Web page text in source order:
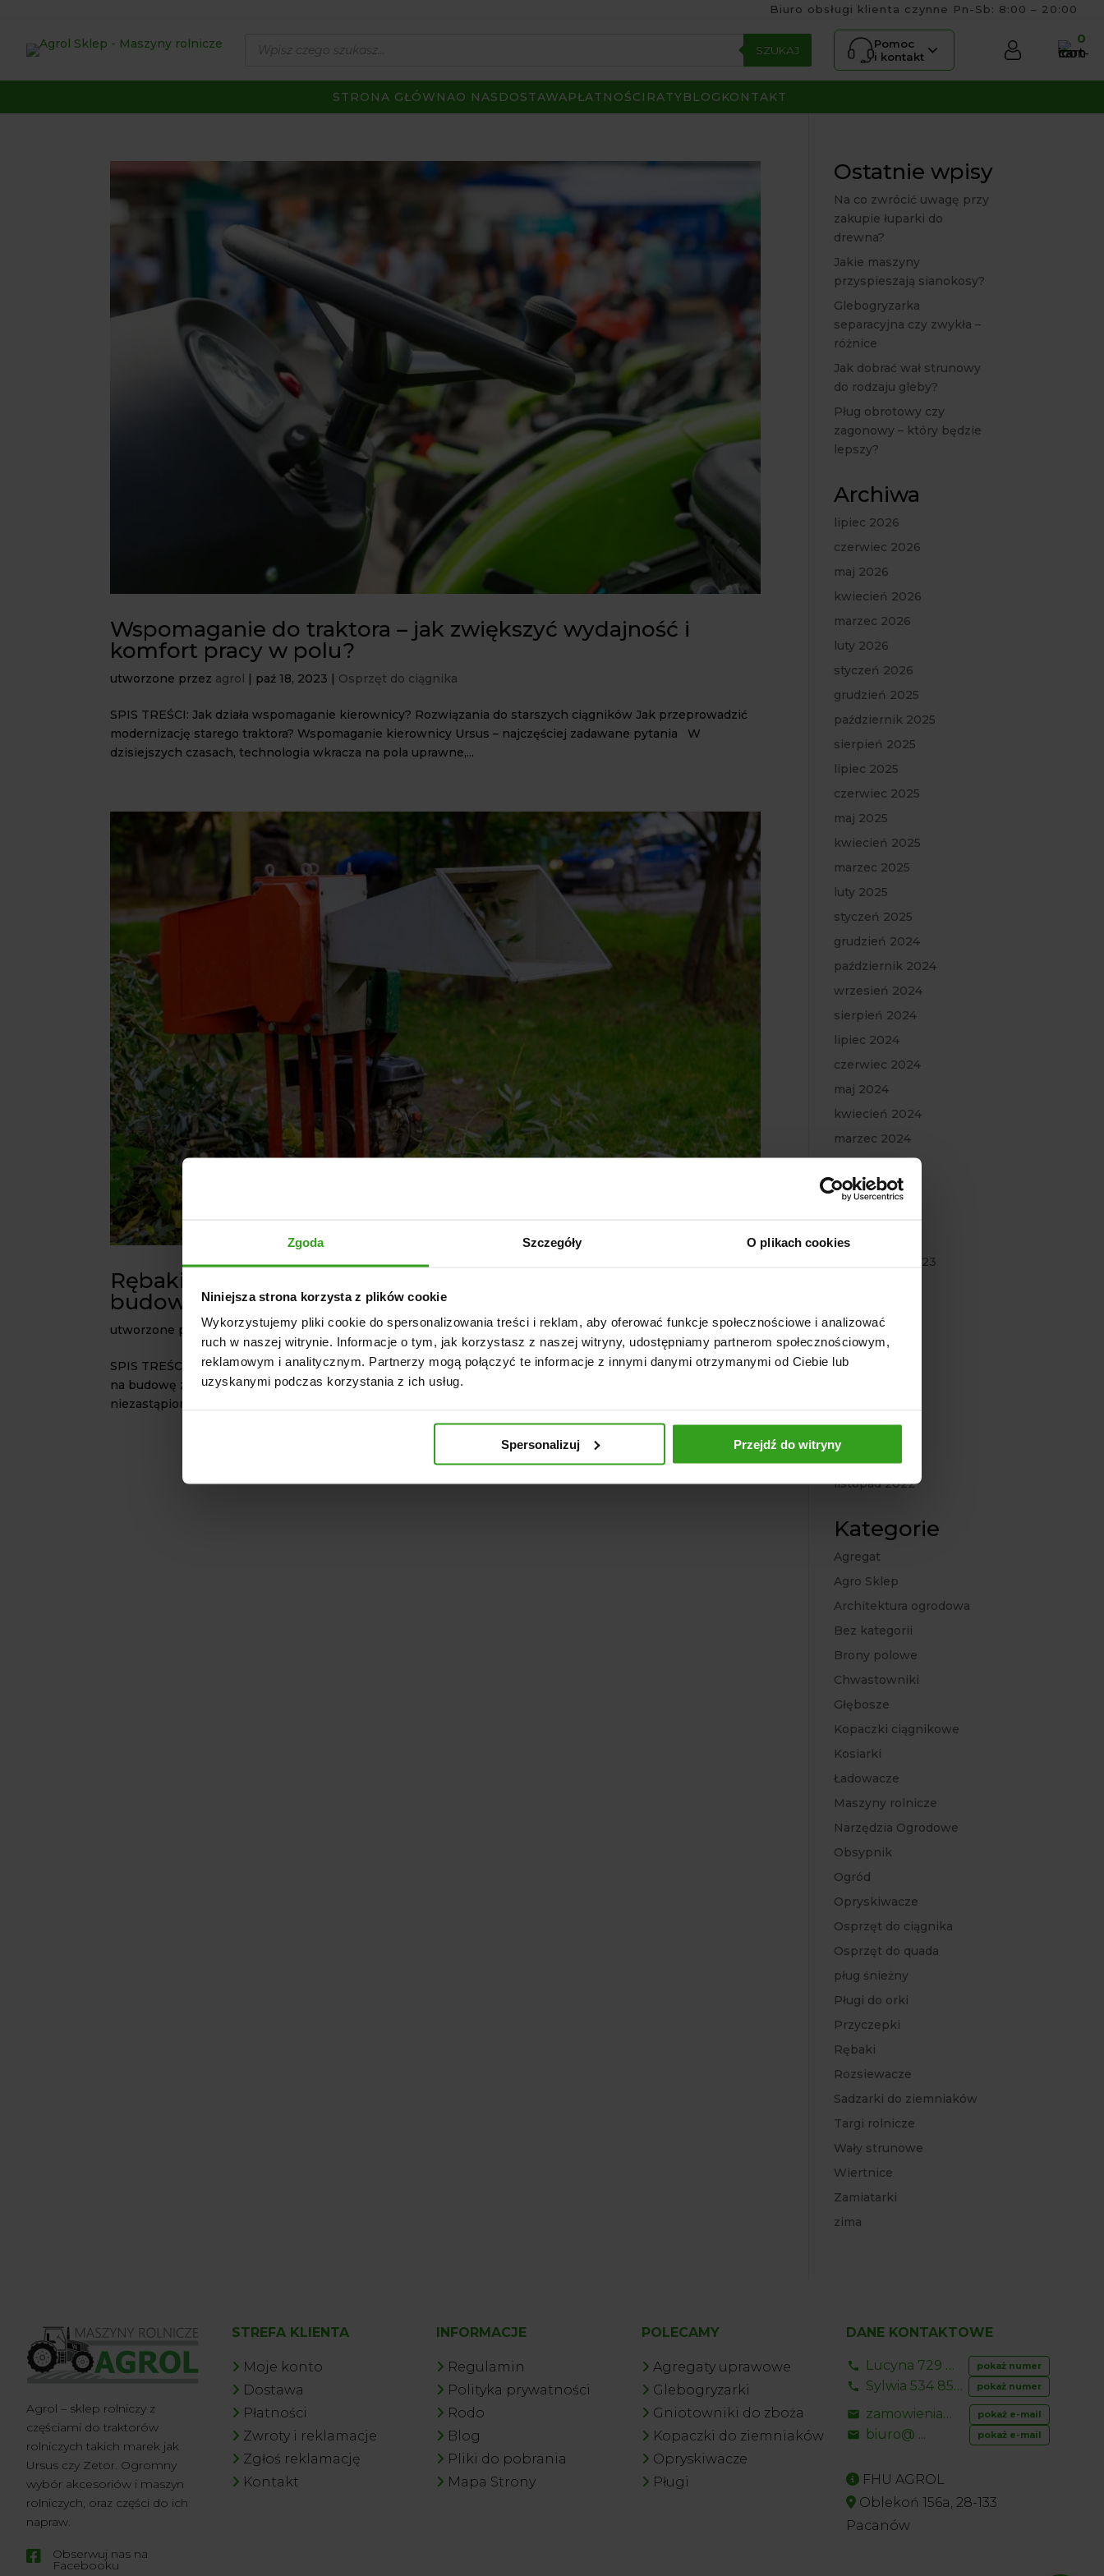
Zgoda Szczegóły O plikach cookies
Niniejsza strona korzysta z plików cookie
Wykorzystujemy pliki cookie do spersonalizowania treści i reklam, aby oferować funkcje społecznościowe i analizować
ruch w naszej witrynie. Informacje o tym, jak korzystasz z naszej witryny, udostępniamy partnerom społecznościowym,
reklamowym i analitycznym. Partnerzy mogą połączyć te informacje z innymi danymi otrzymanymi od Ciebie lub
uzyskanymi podczas korzystania z ich usług.
Spersonalizuj Przejdź do witryny
Biuro obsługi klienta czynne Pn-Sb: 8:00 – 20:00
produktów SZUKAJ
Pomoc
i kontakt
0
STRONA GŁÓWNAO NAS DOSTAWAPŁATNOŚCI RATYBLOG KONTAKT
Wspomaganie do traktora – jak zwiększyć wydajność i
komfort pracy w polu?
utworzone przez agrol paź 18, 2023 Osprzęt do ciągnika
SPIS TREŚCI: Jak działa wspomaganie kierownicy? Rozwiązania do starszych ciągników Jak przeprowadzić
modernizację starego traktora? Wspomaganie kierownicy Ursus – najczęściej zadawane pytania W
dzisiejszych czasach, technologia wkracza na pola uprawne,...
Rębaki do drewna – jaki wybrać ze względu na napęd i
budowę?
utworzone przezagrol|paź 18, 2023|Maszyny rolnicze,Osprzęt do ciągnika,Rębaki
SPIS TREŚCI: Rębak do drewna – podział ze względu na rodzaj napędu Rębaki do gałęzi – podział ze względu
na budowę zespołu skrawającego Rodzaje zabezpieczeń w rębakach do drewna Rębaki do drewna stały się
niezastąpionym narzędziem dla wielu...
Ostatnie wpisy
Na co zwrócić uwagę przy
zakupie łuparki do
drewna?
Jakie maszyny
przyspieszają sianokosy?
Glebogryzarka
separacyjna czy zwykła –
różnice
Jak dobrać wał strunowy
do rodzaju gleby?
Pług obrotowy czy
zagonowy – który będzie
lepszy?
Archiwa
lipiec 2026
czerwiec 2026
maj 2026
kwiecień 2026
marzec 2026
luty 2026
styczeń 2026
grudzień 2025
październik 2025
sierpień 2025
lipiec 2025
czerwiec 2025
maj 2025
kwiecień 2025
marzec 2025
luty 2025
styczeń 2025
grudzień 2024
październik 2024
wrzesień 2024
sierpień 2024
lipiec 2024
czerwiec 2024
maj 2024
kwiecień 2024
marzec 2024
luty 2024
styczeń 2024
listopad 2023
październik 2023
czerwiec 2023
maj 2023
grudzień 2022
listopad 2022
Kategorie
Agregat
Agro Sklep
Architektura ogrodowa
Bez kategorii
Brony polowe
Chwastowniki
Głębosze
Kopaczki ciągnikowe
Kosiarki
Ładowacze
Maszyny rolnicze
Narzędzia Ogrodowe
Obsypnik
Ogród
Opryskiwacze
Osprzęt do ciągnika
Osprzęt do quada
pług śnieżny
Pługi do orki
Przyczepki
Rębaki
Rozsiewacze
Sadzarki do ziemniaków
Targi rolnicze
Wały strunowe
Wiertnice
Zamiatarki
zima
Agrol – sklep rolniczy z
częściami do traktorów
rolniczych takich marek jak
Ursus czy Zetor. Ogromny
wybór akcesoriów i maszyn
rolniczych, oraz części do ich
napraw.
 Obserwuj nas na
Facebooku
STREFA KLIENTA
Moje konto
Dostawa
Płatności
Zwroty i reklamacje
Zgłoś reklamację
Kontakt
INFORMACJE
Regulamin
Polityka prywatności
Rodo
Blog
Pliki do pobrania
Mapa Strony
POLECAMY
Agregaty uprawowe
Glebogryzarki
Gniotowniki do zboża
Kopaczki do ziemniaków
Opryskiwacze
Pługi
DANE KONTAKTOWE
Lucyna 729 856 ... pokaż numer
Sylwia 534 853 ... pokaż numer
zamowienia@ ... pokaż e-mail
biuro@ ... pokaż e-mail
FHU AGROL
Oblekoń 156a, 28-133
Pacanów